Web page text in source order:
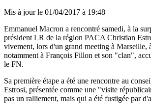
Mis à jour le 01/04/2017 à 19:48
Emmanuel Macron a rencontré samedi, à la
président LR de la région PACA Christian
vivement, lors d'un grand meeting à Marseille,
notamment à François Fillon et son "clan",
le FN.
Sa première étape a été une rencontre au
Estrosi, présentée comme une "visite
pas un ralliement, mais qui a été fustigée par